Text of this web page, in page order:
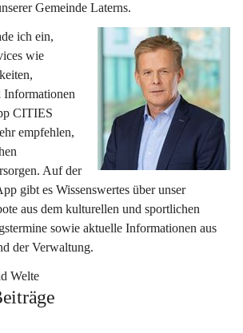
Gemeinde Laterns.
ich ein,
wie
Informationen
CITIES
empfehlen,
Auf der
gibt es Wissenswertes über unser
aus dem kulturellen und sportlichen
sowie aktuelle Informationen aus
der Verwaltung.
Welte